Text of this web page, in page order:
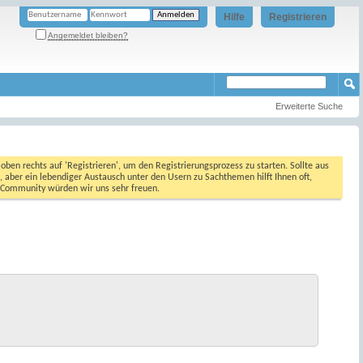
Registrieren
Hilfe
Angemeldet bleiben?
Erweiterte Suche
rechts auf 'Registrieren', um den Registrierungsprozess zu starten. Sollte aus
ein lebendiger Austausch unter den Usern zu Sachthemen hilft Ihnen oft,
würden wir uns sehr freuen.